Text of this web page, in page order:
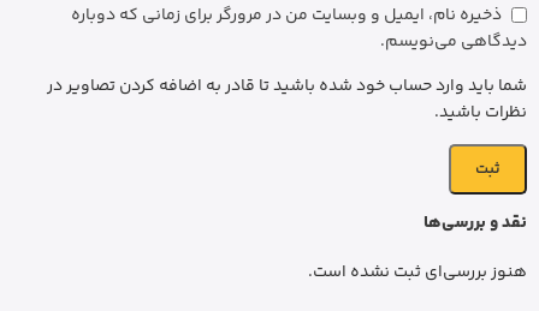
نقد و بررسی‌ها
هنوز بررسی‌ای ثبت نشده است.
ذخیره نام، ایمیل و وبسایت من در مرورگر برای زمانی که دوباره
دیدگاهی می‌نویسم.
شما باید وارد حساب خود شده باشید تا قادر به اضافه کردن تصاویر در
نظرات باشید.